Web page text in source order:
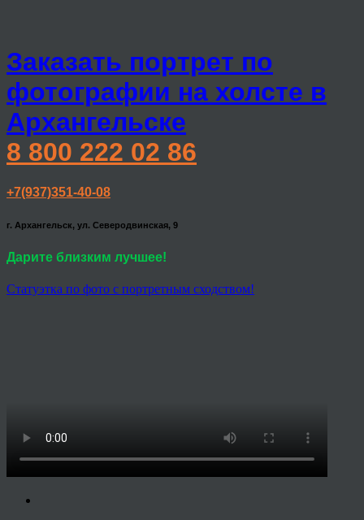
Заказать портрет по
фотографии на холсте в
Архангельске
8 800 222 02 86
+7(937)351-40-08
г. Архангельск, ул. Северодвинская, 9
Дарите близким лучшее!
Статуэтка по фото с портретным сходством!